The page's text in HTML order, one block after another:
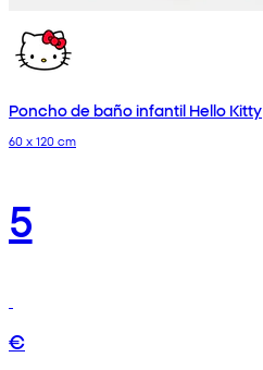
Poncho de baño infantil Hello Kitty
60 x 120 cm
5
€